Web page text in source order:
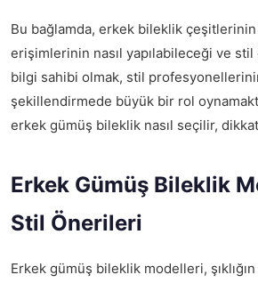
Bu bağlamda, erkek bileklik çeşitlerinin
erişimlerinin nasıl yapılabileceği ve
bilgi sahibi olmak, stil
şekillendirmede büyük bir rol
erkek gümüş bileklik nasıl seçilir,
Erkek Gümüş Bileklik
Stil Önerileri
Erkek gümüş bileklik modelleri, şıklığın